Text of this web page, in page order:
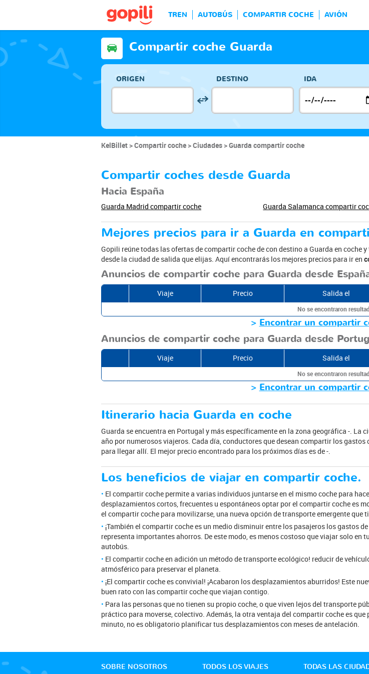
TREN AUTOBÚS COMPARTIR COCHE AVIÓN
Compartir coche Guarda
ORIGEN DESTINO IDA
KelBillet Compartir coche Ciudades Guarda compartir coche
Compartir coches desde Guarda
Hacia España
Guarda Madrid compartir coche Guarda Salamanca compartir
Mejores precios para ir a Guarda en
Gopili reúne todas las ofertas de compartir coche de con destino a Guarda en coche
desde la ciudad de salida que elijas. Aquí encontrarás los mejores precios para ir en
Anuncios de compartir coche para Guarda desde
Viaje Precio Salida el
No se encontraron
> Encontrar un compartir
Anuncios de compartir coche para Guarda desde
Viaje Precio Salida el
No se encontraron
> Encontrar un compartir
Itinerario hacia Guarda en coche
Guarda se encuentra en Portugal y más específicamente en la zona geográfica -. La
año por numerosos viajeros. Cada día, conductores que desean compartir los
para llegar allí. El mejor precio encontrado para los próximos días es de -.
Los beneficios de viajar en compartir coche.
El compartir coche permite a varias individuos juntarse en el mismo coche para
desplazamientos cortos, frecuentes u espontáneos optar por el compartir coche es
el compartir coche para movilizarse, una nueva opción de transporte emergente que
¡También el compartir coche es un medio disminuir entre los pasajeros los gastos
representa importantes ahorros. De este modo, es menos costoso que viajar solo en
autobús.
El compartir coche en adición un método de transporte ecológico! reducir de
atmósférico para preservar el planeta.
¡El compartir coche es convivial! ¡Acabaron los desplazamientos aburridos! Este
buen rato con las compartir coche que viajan contigo.
Para las personas que no tienen su propio coche, o que viven lejos del transporte
práctico para moverse, colectivo. Además, la otra ventaja del compartir coche es
minuto, no es obligatorio planificar tus desplazamientos con meses de antelación.
SOBRE NOSOTROS TODOS LOS VIAJES TODAS LAS